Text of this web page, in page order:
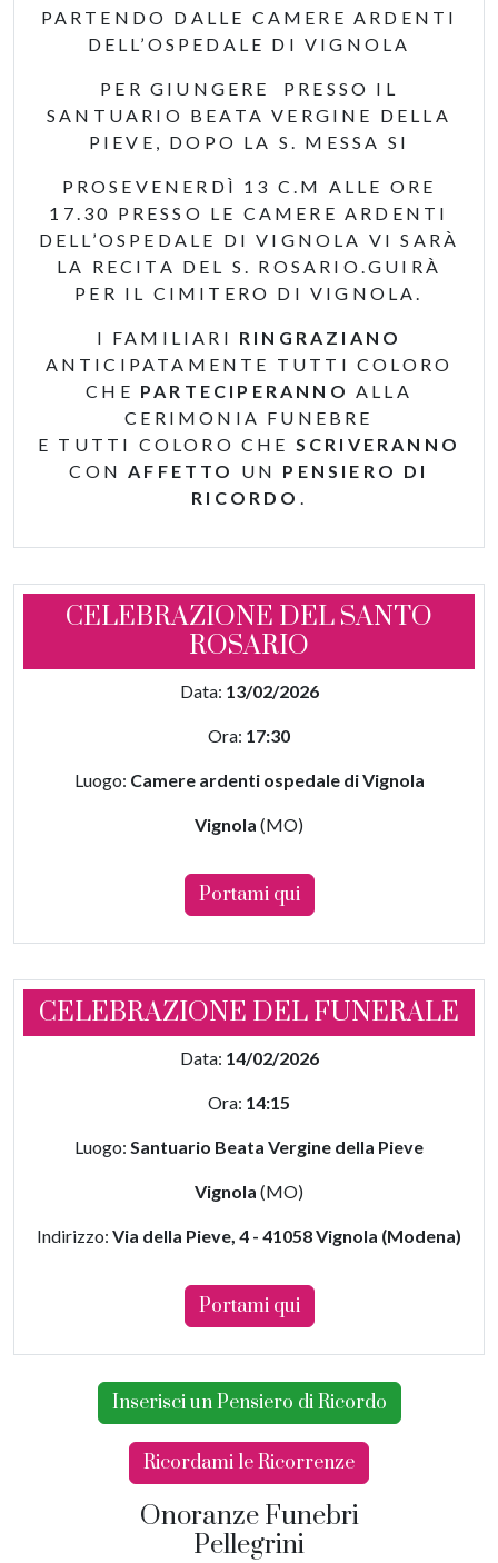
PARTENDO DALLE CAMERE ARDENTI
DELL’OSPEDALE DI VIGNOLA
PER GIUNGERE PRESSO IL
SANTUARIO BEATA VERGINE DELLA
PIEVE, DOPO LA S. MESSA SI
PROSEVENERDÌ 13 C.M ALLE ORE
17.30 PRESSO LE CAMERE ARDENTI
DELL’OSPEDALE DI VIGNOLA VI SARÀ
LA RECITA DEL S. ROSARIO.GUIRÀ
PER IL CIMITERO DI VIGNOLA.
I FAMILIARI RINGRAZIANO
ANTICIPATAMENTE TUTTI COLORO
CHE PARTECIPERANNO ALLA
CERIMONIA FUNEBRE
E TUTTI COLORO CHE SCRIVERANNO
CONAFFETTO UN PENSIERO DI
RICORDO .
CELEBRAZIONE DEL SANTO
ROSARIO
Data: 13/02/2026
Ora: 17:30
Luogo: Camere ardenti ospedale di Vignola
Vignola (MO)
Portami qui
CELEBRAZIONE DEL FUNERALE
Data: 14/02/2026
Ora: 14:15
Luogo: Santuario Beata Vergine della Pieve
Vignola (MO)
Indirizzo: Via della Pieve, 4 - 41058 Vignola (Modena)
Portami qui
Inserisci un Pensiero di Ricordo
Ricordami le Ricorrenze
Onoranze Funebri
Pellegrini